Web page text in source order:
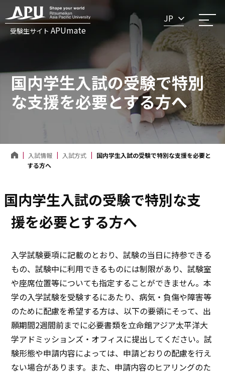
受験生サイト APUmate
JP
国内学生入試の受験で特別
な支援を必要とする方へ
入試情報 入試方式
国内学生入試の受験で特別な支援を必要と
する方へ
国内学生入試の受験で特別な支
援を必要とする方へ
入学試験要項に記載のとおり、試験の当日に持参できる
もの、試験中に利用できるものには制限があり、試験室
や座席位置等についても指定することができません。本
学の入学試験を受験するにあたり、病気・負傷や障害等
のために配慮を希望する方は、以下の要領にそって、出
願期間2週間前までに必要書類を立命館アジア太平洋大
学アドミッションズ・オフィスに提出してください。試
験形態や申請内容によっては、申請どおりの配慮を行え
ない場合があります。また、申請内容のヒアリングのた